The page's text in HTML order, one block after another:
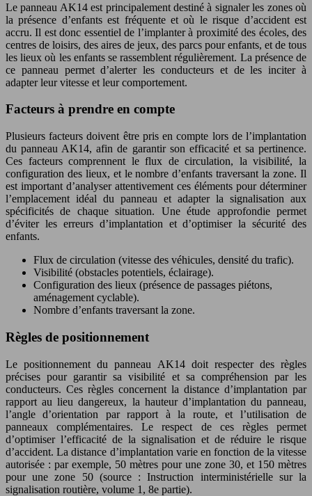
Le panneau AK14 est principalement destiné à signaler les zones où
la présence d’enfants est fréquente et où le risque d’accident est
accru. Il est donc essentiel de l’implanter à proximité des écoles, des
centres de loisirs, des aires de jeux, des parcs pour enfants, et de tous
les lieux où les enfants se rassemblent régulièrement. La présence de
ce panneau permet d’alerter les conducteurs et de les inciter à
adapter leur vitesse et leur comportement.
Facteurs à prendre en compte
Plusieurs facteurs doivent être pris en compte lors de l’implantation
du panneau AK14, afin de garantir son efficacité et sa pertinence.
Ces facteurs comprennent le flux de circulation, la visibilité, la
configuration des lieux, et le nombre d’enfants traversant la zone. Il
est important d’analyser attentivement ces éléments pour déterminer
l’emplacement idéal du panneau et adapter la signalisation aux
spécificités de chaque situation. Une étude approfondie permet
d’éviter les erreurs d’implantation et d’optimiser la sécurité des
enfants.
Flux de circulation (vitesse des véhicules, densité du trafic).
Visibilité (obstacles potentiels, éclairage).
Configuration des lieux (présence de passages piétons,
aménagement cyclable).
Nombre d’enfants traversant la zone.
Règles de positionnement
Le positionnement du panneau AK14 doit respecter des règles
précises pour garantir sa visibilité et sa compréhension par les
conducteurs. Ces règles concernent la distance d’implantation par
rapport au lieu dangereux, la hauteur d’implantation du panneau,
l’angle d’orientation par rapport à la route, et l’utilisation de
panneaux complémentaires. Le respect de ces règles permet
d’optimiser l’efficacité de la signalisation et de réduire le risque
d’accident. La distance d’implantation varie en fonction de la vitesse
autorisée : par exemple, 50 mètres pour une zone 30, et 150 mètres
pour une zone 50 (source : Instruction interministérielle sur la
signalisation routière, volume 1, 8e partie).